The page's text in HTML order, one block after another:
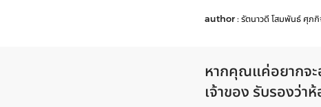
author :รัตนาวดี โสมพันธ์ ศุภกิ
หากคุณแค่อยากจะ
เจ้าของ รับรองว่